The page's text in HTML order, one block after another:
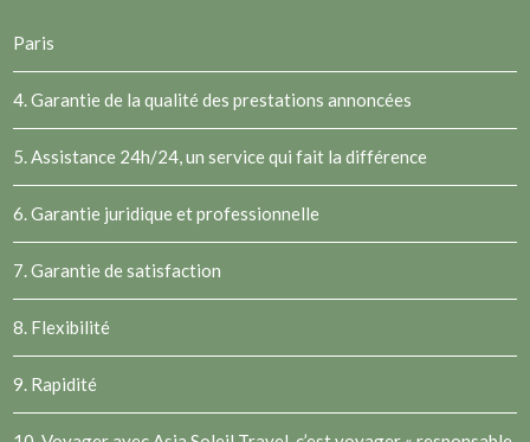
Paris
4. Garantie de la qualité des prestations annoncées
5. Assistance 24h/24, un service qui fait la différence
6. Garantie juridique et professionnelle
7. Garantie de satisfaction
8. Flexibilité
9. Rapidité